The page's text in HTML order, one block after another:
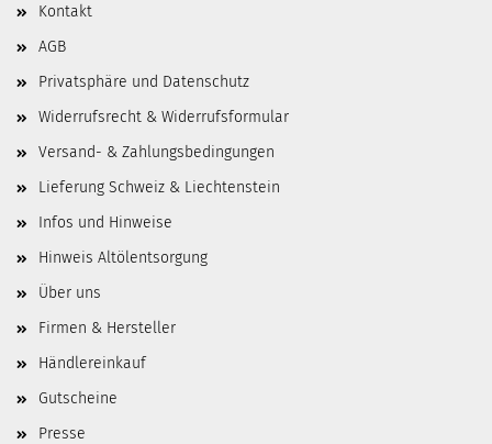
Kontakt
AGB
Privatsphäre und Datenschutz
Widerrufsrecht & Widerrufsformular
Versand- & Zahlungsbedingungen
Lieferung Schweiz & Liechtenstein
Infos und Hinweise
Hinweis Altölentsorgung
Über uns
Firmen & Hersteller
Händlereinkauf
Gutscheine
Presse